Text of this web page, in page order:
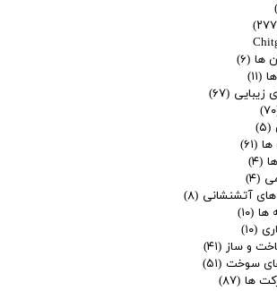
ها (۶)
(۱۱)
زیبایی (۶۷)
(۵)
ها (۶۱)
(۴)
(۴)
های آتشنشانی (۸)
ها (۱۰)
(۱۰)
و ساز (۴۱)
سوخت (۵۱)
ها (۸۷)